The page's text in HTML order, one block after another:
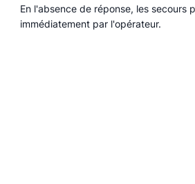
En l'absence de réponse, les secours
immédiatement par l'opérateur.